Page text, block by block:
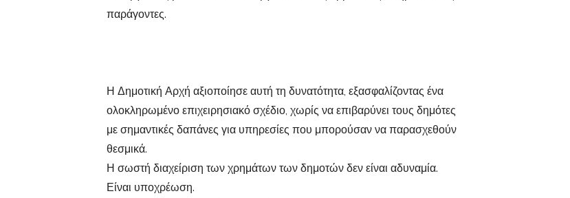
παράγοντες.
Η Δημοτική Αρχή αξιοποίησε αυτή τη δυνατότητα, εξασφαλίζοντας ένα
ολοκληρωμένο επιχειρησιακό σχέδιο, χωρίς να επιβαρύνει τους δημότες
με σημαντικές δαπάνες για υπηρεσίες που μπορούσαν να παρασχεθούν
θεσμικά.
Η σωστή διαχείριση των χρημάτων των δημοτών δεν είναι αδυναμία.
Είναι υποχρέωση.